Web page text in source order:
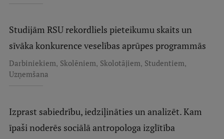
Studijām RSU rekordliels pieteikumu skaits un
sīvāka konkurence veselības aprūpes programmās
Darbiniekiem, Skolēniem, Skolotājiem, Studentiem,
Uzņemšana
Izprast sabiedrību, iedziļināties un analizēt. Kam
īpaši noderēs sociālā antropologa izglītība